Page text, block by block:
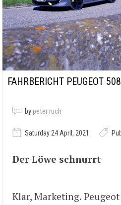
FAHRBERICHT PEUGEOT
by peter ruch
Saturday 24 April, 2021
Der Löwe schnurrt
Klar, Marketing.